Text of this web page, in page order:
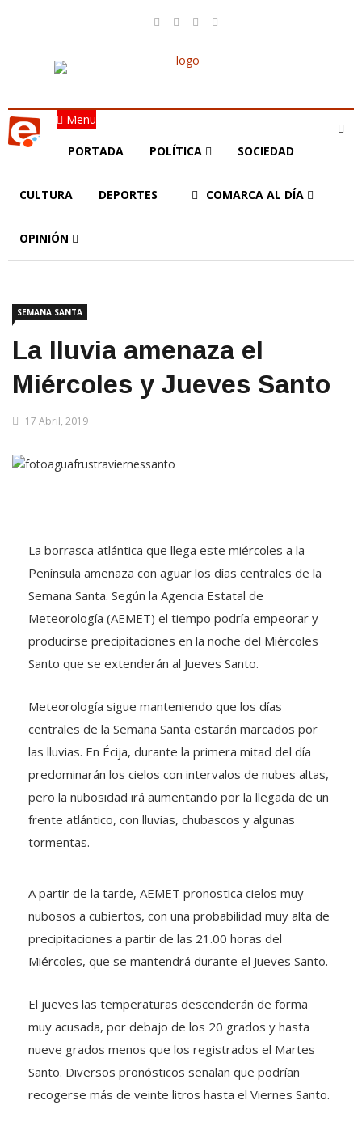
Menu
PORTADA POLÍTICA SOCIEDAD
CULTURA DEPORTES COMARCA AL DÍA
OPINIÓN
SEMANA SANTA
La lluvia amenaza el
Miércoles y Jueves Santo
17 Abril, 2019
La borrasca atlántica que llega este miércoles a la
Península amenaza con aguar los días centrales de la
Semana Santa. Según la Agencia Estatal de
Meteorología (AEMET) el tiempo podría empeorar y
producirse precipitaciones en la noche del Miércoles
Santo que se extenderán al Jueves Santo.
Meteorología sigue manteniendo que los días
centrales de la Semana Santa estarán marcados por
las lluvias. En Écija, durante la primera mitad del día
predominarán los cielos con intervalos de nubes altas,
pero la nubosidad irá aumentando por la llegada de un
frente atlántico, con lluvias, chubascos y algunas
tormentas.
A partir de la tarde, AEMET pronostica cielos muy
nubosos a cubiertos, con una probabilidad muy alta de
precipitaciones a partir de las 21.00 horas del
Miércoles, que se mantendrá durante el Jueves Santo.
El jueves las temperaturas descenderán de forma
muy acusada, por debajo de los 20 grados y hasta
nueve grados menos que los registrados el Martes
Santo. Diversos pronósticos señalan que podrían
recogerse más de veinte litros hasta el Viernes Santo.